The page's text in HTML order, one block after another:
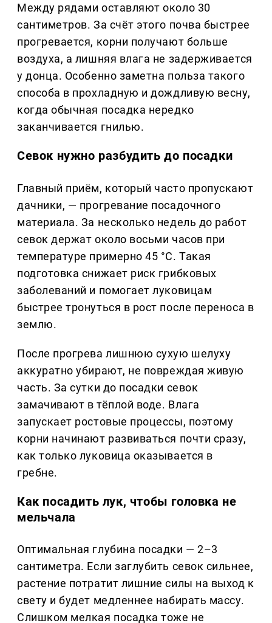
Между рядами оставляют около 30
сантиметров. За счёт этого почва быстрее
прогревается, корни получают больше
воздуха, а лишняя влага не задерживается
у донца. Особенно заметна польза такого
способа в прохладную и дождливую весну,
когда обычная посадка нередко
заканчивается гнилью.
Севок нужно разбудить до посадки
Главный приём, который часто пропускают
дачники, — прогревание посадочного
материала. За несколько недель до работ
севок держат около восьми часов при
температуре примерно 45 °C. Такая
подготовка снижает риск грибковых
заболеваний и помогает луковицам
быстрее тронуться в рост после переноса в
землю.
После прогрева лишнюю сухую шелуху
аккуратно убирают, не повреждая живую
часть. За сутки до посадки севок
замачивают в тёплой воде. Влага
запускает ростовые процессы, поэтому
корни начинают развиваться почти сразу,
как только луковица оказывается в
гребне.
Как посадить лук, чтобы головка не
мельчала
Оптимальная глубина посадки — 2–3
сантиметра. Если заглубить севок сильнее,
растение потратит лишние силы на выход к
свету и будет медленнее набирать массу.
Слишком мелкая посадка тоже не